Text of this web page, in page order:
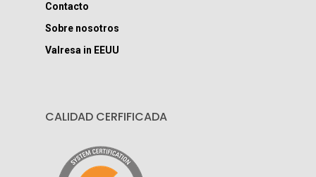
Contacto
Sobre nosotros
Valresa in EEUU
CALIDAD CERFIFICADA